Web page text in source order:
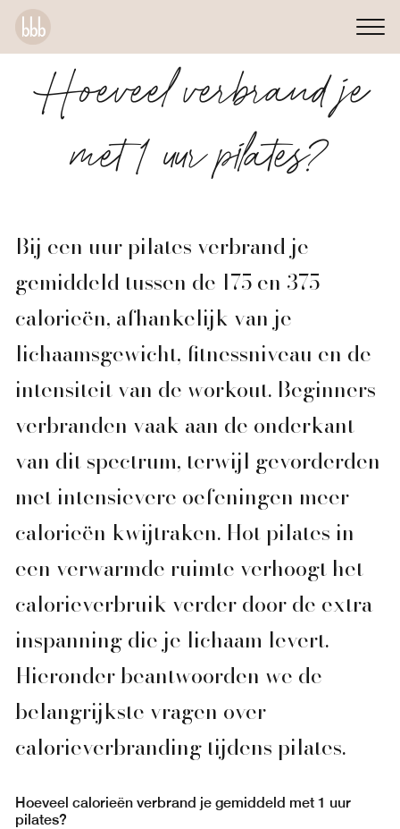
Hoeveel verbrand je
met 1 uur pilates?
Bij een uur pilates verbrand je
gemiddeld tussen de 175 en 375
calorieën, afhankelijk van je
lichaamsgewicht, fitnessniveau en de
intensiteit van de workout. Beginners
verbranden vaak aan de onderkant
van dit spectrum, terwijl gevorderden
met intensievere oefeningen meer
calorieën kwijtraken. Hot pilates in
een verwarmde ruimte verhoogt het
calorieverbruik verder door de extra
inspanning die je lichaam levert.
Hieronder beantwoorden we de
belangrijkste vragen over
calorieverbranding tijdens pilates.
Hoeveel calorieën verbrand je gemiddeld met 1 uur
pilates?